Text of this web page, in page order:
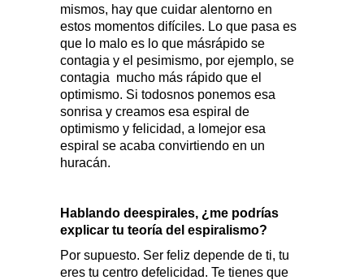
mismos, hay que cuidar alentorno en
estos momentos difíciles. Lo que pasa es
que lo malo es lo que másrápido se
contagia y el pesimismo, por ejemplo, se
contagia mucho más rápido que el
optimismo. Si todosnos ponemos esa
sonrisa y creamos esa espiral de
optimismo y felicidad, a lomejor esa
espiral se acaba convirtiendo en un
huracán.
Hablando deespirales, ¿me podrías
explicar tu teoría del espiralismo?
Por supuesto. Ser feliz depende de ti, tu
eres tu centro defelicidad. Te tienes que